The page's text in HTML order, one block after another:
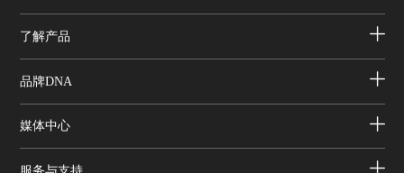
了解产品
品牌DNA
媒体中心